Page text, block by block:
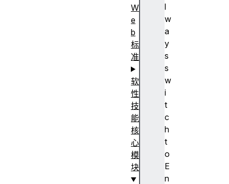
l
w
a
y
s
s
w
i
t
c
h
t
o
E
n
W
e
b
标
准
软
性
技
能
核
心
模
块